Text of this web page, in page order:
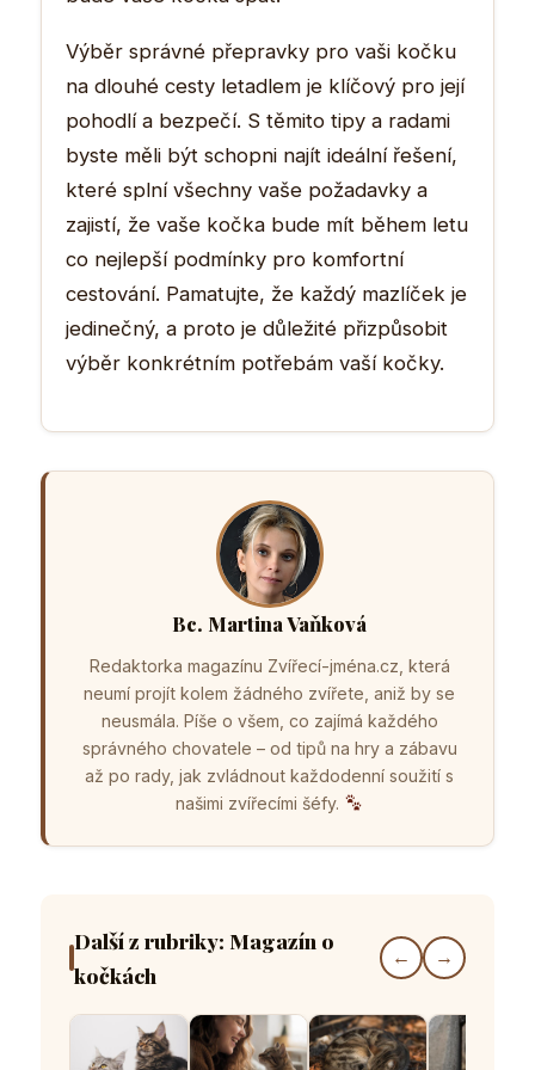
Výběr správné přepravky pro vaši kočku
na dlouhé cesty letadlem je klíčový pro její
pohodlí a bezpečí. S těmito tipy a radami
byste měli být schopni najít ideální řešení,
které splní všechny vaše požadavky a
zajistí, že vaše kočka bude mít během letu
co nejlepší podmínky pro komfortní
cestování. Pamatujte, že každý mazlíček je
jedinečný, a proto je důležité přizpůsobit
výběr konkrétním potřebám vaší kočky.
Bc. Martina Vaňková
Redaktorka magazínu Zvířecí-jména.cz, která
neumí projít kolem žádného zvířete, aniž by se
neusmála. Píše o všem, co zajímá každého
správného chovatele – od tipů na hry a zábavu
až po rady, jak zvládnout každodenní soužití s
našimi zvířecími šéfy.
Další z rubriky: Magazín o
kočkách
← →